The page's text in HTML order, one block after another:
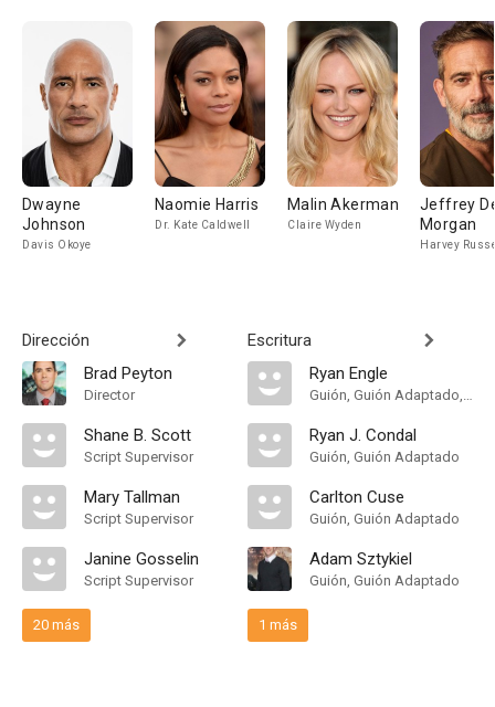
Dwayne
Johnson
Davis Okoye
Naomie Harris
Dr. Kate Caldwell
Malin Akerman
Claire Wyden
Jeffrey
Morgan
Harvey
Dirección
Brad Peyton
Director
Shane B. Scott
Script Supervisor
Mary Tallman
Script Supervisor
Janine Gosselin
Script Supervisor
20 más
Escritura
Ryan Engle
Guión, Guión Adaptado, Historia
Ryan J. Condal
Guión, Guión Adaptado
Carlton Cuse
Guión, Guión Adaptado
Adam Sztykiel
Guión, Guión Adaptado
1 más